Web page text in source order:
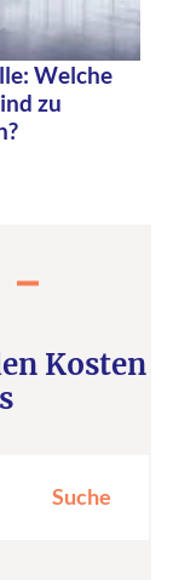
Welche
zu
Kosten
Suche